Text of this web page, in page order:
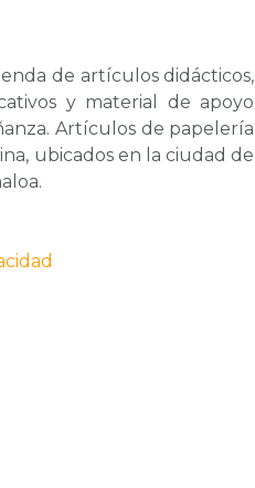
de artículos didácticos,
y material de apoyo
Artículos de papelería
ubicados en la ciudad de